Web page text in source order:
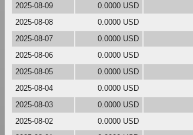
2025-08-09
0.0000 USD
2025-08-08
0.0000 USD
2025-08-07
0.0000 USD
2025-08-06
0.0000 USD
2025-08-05
0.0000 USD
2025-08-04
0.0000 USD
2025-08-03
0.0000 USD
2025-08-02
0.0000 USD